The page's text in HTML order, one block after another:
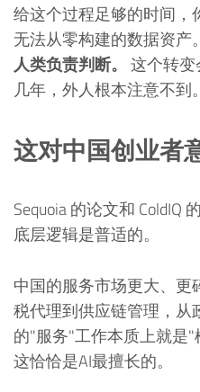
给这个过程足够的时间
无法从零构建的数据资产。
人类负责判断。 这个转
几年，外人根本注意不到。
这对中国创业者
Sequoia 的论文和 ColdIQ
底层逻辑是普适的。
中国的服务市场更大、
税代理到供应链管理，
的"服务"工作本质上就
这恰恰是AI最擅长的。